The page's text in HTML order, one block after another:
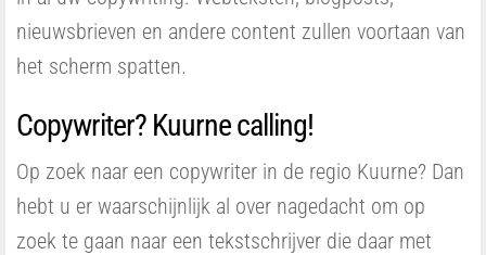
nieuwsbrieven en andere content zullen voortaan van
het scherm spatten.
Copywriter? Kuurne calling!
Op zoek naar een copywriter in de regio Kuurne? Dan
hebt u er waarschijnlijk al over nagedacht om op
zoek te gaan naar een tekstschrijver die daar met